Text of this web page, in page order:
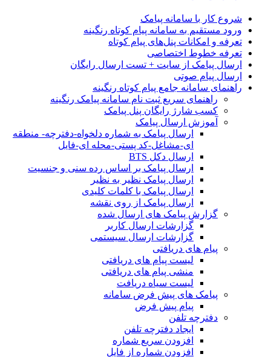
شروع کار با سامانه پيامک
ورود مستقیم به سامانه پیام کوتاه رنگینه
تعرفه و امکانات پنل‌های پيام کوتاه
تعرفه خطوط اختصاصی
ارسال پيامک از سايت + تست ارسال رایگان
ارسال پیام صوتی
راهنمای سامانه جامع پیام کوتاه رنگینه
راهنمای سریع ثبت نام سامانه پیامک رنگینه
کسب شارژ رایگان پنل پیامک
آموزش ارسال پیامک
ارسال پیامک به شماره دلخواه-دفترچه- منطقه
ای-مشاغل-کد پستی-محله ای-فایل
ارسال دکل BTS
ارسال پیامک بر اساس رده سنی و جنسیت
ارسال پیامک نظیر به نظیر
ارسال پیامک با کلمات کلیدی
ارسال پیامک از روی نقشه
گزارش پیامک های ارسال شده
گزارشات ارسال کاربر
گزارشات ارسال سیستمی
پیام های دریافتی
لیست پیام های دریافتی
منشی پیام های دریافتی
لیست سیاه دریافت
پیامک های پیش فرض سامانه
پیام پیش فرض
دفترچه تلفن
ایجاد دفترچه تلفن
افزودن سریع شماره
افزودن شماره از فایل